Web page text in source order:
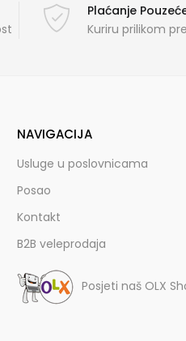
Plaćanje
Kuriru prilikom
NAVIGACIJA
Usluge u poslovnicama
Posao
Kontakt
B2B veleprodaja
Posjeti naš OLX